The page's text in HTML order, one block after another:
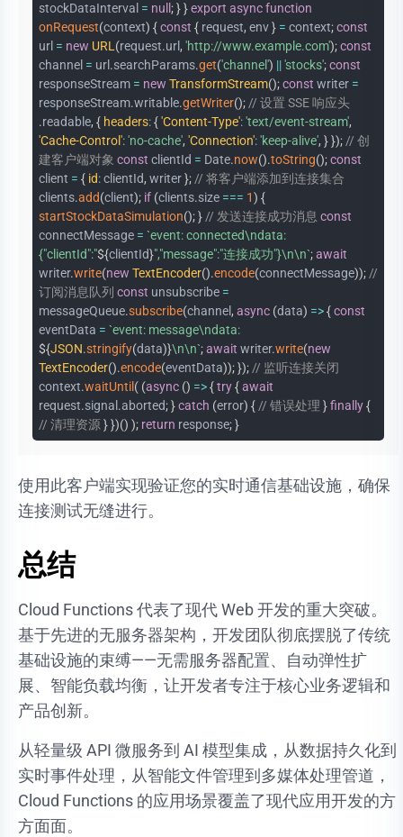
stockDataInterval = null ;}}export asyncfunction
onRequest(context) {const { request, env} = context;const
url = new URL(request.url, 'http://www.example.com');const
channel = url .searchParams.get('channel') ||'stocks';const
responseStream = new TransformStream();const writer =
responseStream.writable.getWriter();// 设置 SSE 响应头
.readable, { headers:{'Content-Type':'text/event-stream',
'Cache-Control':'no-cache', 'Connection':'keep-alive', }});// 创
建客户端对象 const clientId = Date.now().toString();const
client = { id:clientId, writer};// 将客户端添加到连接集合
clients.add(client); if (clients.size === 1) {
startStockDataSimulation();}// 发送连接成功消息 const
connectMessage = `event: connected\ndata:
{"clientId":"${clientId}","message":"连接成功"}\n\n`;await
writer.write(new TextEncoder().encode(connectMessage));//
订阅消息队列 const unsubscribe =
messageQueue.subscribe(channel, async (data) =>{const
eventData = `event: message\ndata:
${JSON.stringify(data)}\n\n`;await writer.write(new
TextEncoder().encode(eventData));});// 监听连接关闭
context.waitUntil ( (async () =>{try{await
request.signal .aborted;}catch (error) {// 错误处理 }finally{
// 清理资源}})() ); return response;}
使用此客户端实现验证您的实时通信基础设施，确保
连接测试无缝进行。
总结
Cloud Functions 代表了现代 Web 开发的重大突破。
基于先进的无服务器架构，开发团队彻底摆脱了传统
基础设施的束缚——无需服务器配置、自动弹性扩
展、智能负载均衡，让开发者专注于核心业务逻辑和
产品创新。
从轻量级 API 微服务到 AI 模型集成，从数据持久化到
实时事件处理，从智能文件管理到多媒体处理管道，
Cloud Functions 的应用场景覆盖了现代应用开发的方
方面面。